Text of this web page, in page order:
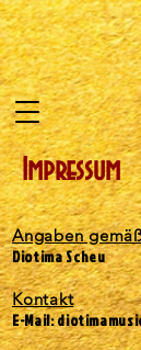
Impressum
Angaben
Diotima Scheu
Kontakt
E-Mail: